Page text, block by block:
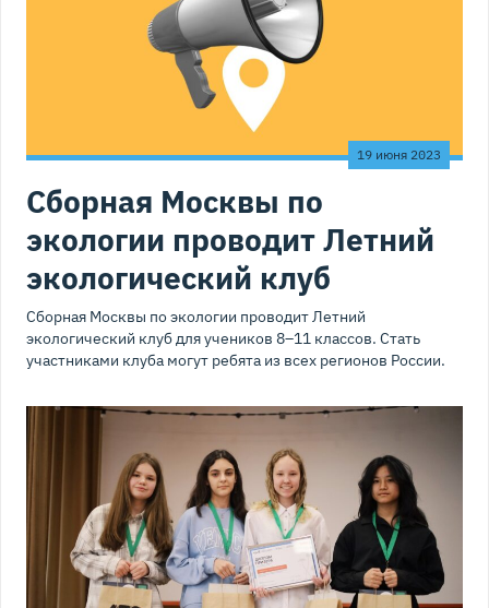
19 июня 2023
Сборная Москвы по
экологии проводит Летний
экологический клуб
Сборная Москвы по экологии проводит Летний
экологический клуб для учеников 8–11 классов. Стать
участниками клуба могут ребята из всех регионов России.